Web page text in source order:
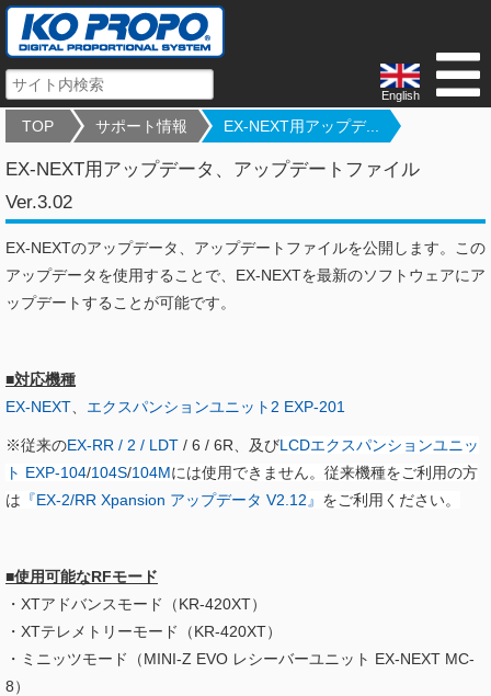
English
TOP サポート情報 EX-NEXT用アップデ...
EX-NEXT用アップデータ、アップデートファイル
Ver.3.02
EX-NEXTのアップデータ、アップデートファイルを公開します。この
アップデータを使用することで、EX-NEXTを最新のソフトウェアにア
ップデートすることが可能です。
■対応機種
EX-NEXT
エクスパンションユニット2 EXP-201
※従来のEX-RR / 2 / LDT / 6 / 6R、及びLCDエクスパンションユニッ
ト EXP-104/104S/104Mには使用できません。従来機種をご利用の方
は 『EX-2/RR Xpansion アップデータ V2.12​ 』 をご利用ください。
■使用可能なRFモード
・XTアドバンスモード（KR-420XT）
・XTテレメトリーモード（KR-420XT）
・ミニッツモード（MINI-Z EVO レシーバーユニット EX-NEXT MC-
8）